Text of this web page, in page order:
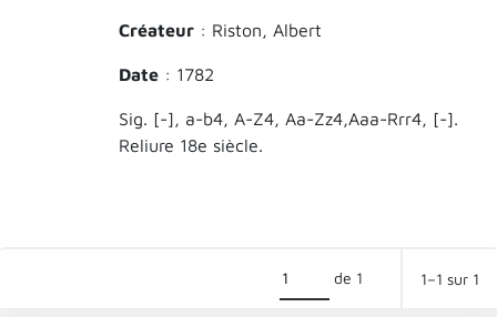
Créateur : Riston, Albert
Date : 1782
Sig. [-], a-b4, A-Z4, Aa-Zz4,Aaa-Rrr4, [-].
Reliure 18e siècle.
de 1 1–1 sur 1